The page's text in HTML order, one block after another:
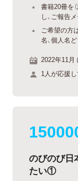
書籍20冊を
し、ご報告
ご希望の方
名、個人名ど
2022年11月
1人が応援し
のびのび日
たい①